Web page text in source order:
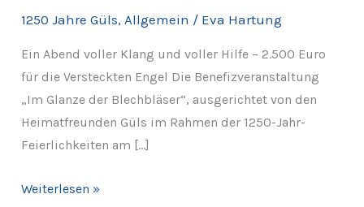
1250 Jahre Güls, Allgemein / Eva Hartung
Ein Abend voller Klang und voller Hilfe – 2.500 Euro
für die Versteckten Engel Die Benefizveranstaltung
„Im Glanze der Blechbläser“, ausgerichtet von den
Heimatfreunden Güls im Rahmen der 1250-Jahr-
Feierlichkeiten am […]
Weiterlesen »